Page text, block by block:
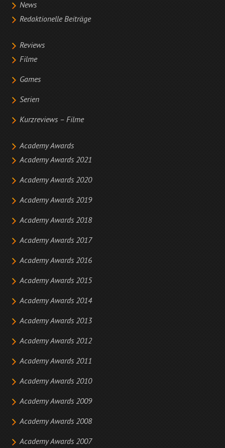
News
Redaktionelle Beiträge
Reviews
Filme
Games
Serien
Kurzreviews – Filme
Academy Awards
Academy Awards 2021
Academy Awards 2020
Academy Awards 2019
Academy Awards 2018
Academy Awards 2017
Academy Awards 2016
Academy Awards 2015
Academy Awards 2014
Academy Awards 2013
Academy Awards 2012
Academy Awards 2011
Academy Awards 2010
Academy Awards 2009
Academy Awards 2008
Academy Awards 2007